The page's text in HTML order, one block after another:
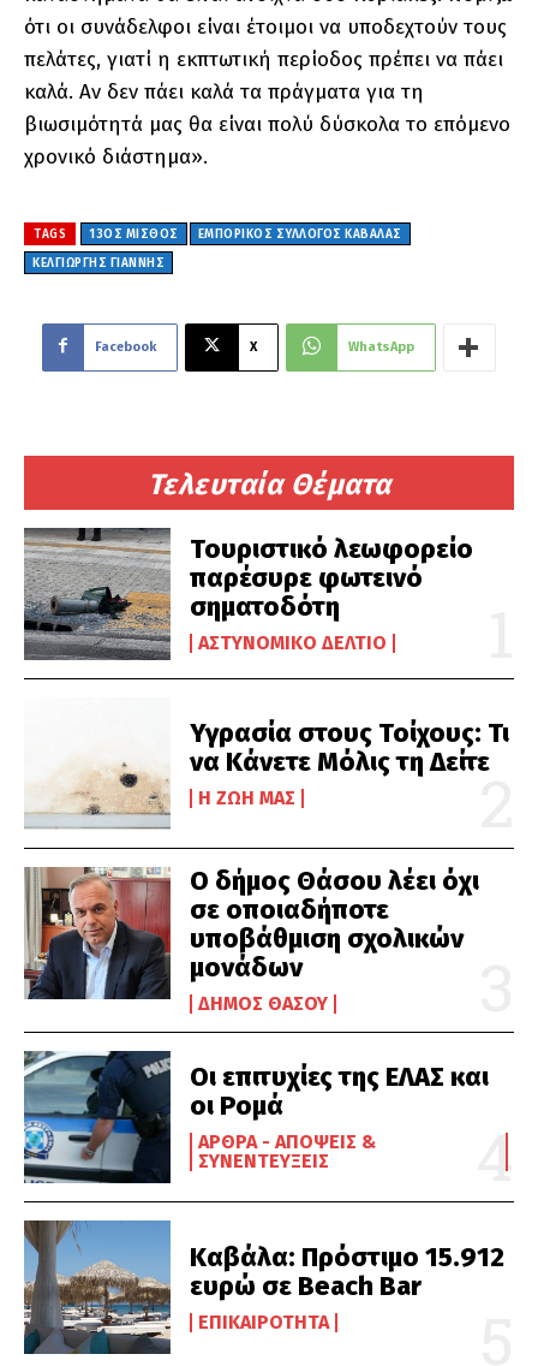
Τελευταία Θέματα
Τουριστικό λεωφορείο
παρέσυρε φωτεινό
σηματοδότη
ΑΣΤΥΝΟΜΙΚΌ ΔΕΛΤΊΟ
Υγρασία στους Τοίχους: Τι
να Κάνετε Μόλις τη Δείτε
Η ΖΩΉ ΜΑΣ
Ο δήμος Θάσου λέει όχι
σε οποιαδήποτε
υποβάθμιση σχολικών
μονάδων
ΔΉΜΟΣ ΘΆΣΟΥ
Οι επιτυχίες της ΕΛΑΣ και
οι Ρομά
ΆΡΘΡΑ - ΑΠΌΨΕΙΣ &
ΣΥΝΕΝΤΕΎΞΕΙΣ
Καβάλα: Πρόστιμο 15.912
ευρώ σε Beach Bar
ΕΠΙΚΑΙΡΌΤΗΤΑ
ότι οι συνάδελφοι είναι έτοιμοι να υποδεχτούν τους
πελάτες, γιατί η εκπτωτική περίοδος πρέπει να πάει
καλά. Αν δεν πάει καλά τα πράγματα για τη
βιωσιμότητά μας θα είναι πολύ δύσκολα το επόμενο
χρονικό διάστημα».
TAGS 13ΟΣ ΜΙΣΘΟΣ
ΕΜΠΟΡΙΚΟΣ ΣΥΛΛΟΓΟΣ ΚΑΒΑΛΑΣ
ΚΕΛΓΙΩΡΓΗΣ ΓΙΑΝΝΗΣ
Facebook X WhatsApp